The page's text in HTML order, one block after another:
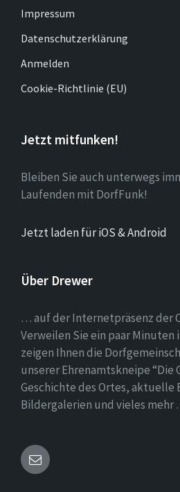
Impressum
Datenschutzerklärung
Anmelden
Cookie-Richtlinie (EU)
Jetzt mitfunken!
Bleiben Sie auch unterwegs
Laufenden mit DorfFunk!
Jetzt laden für iOS & Android
Über Drewer
… auf der Internetpräsenz der
Verweilen Sie ein paar Minuten
zeigen Ihnen die
unserer Ehrenamtskneipe “Die
Geschichte des Ortes, aktuelle
Bildergalerien und vieles mehr
Email